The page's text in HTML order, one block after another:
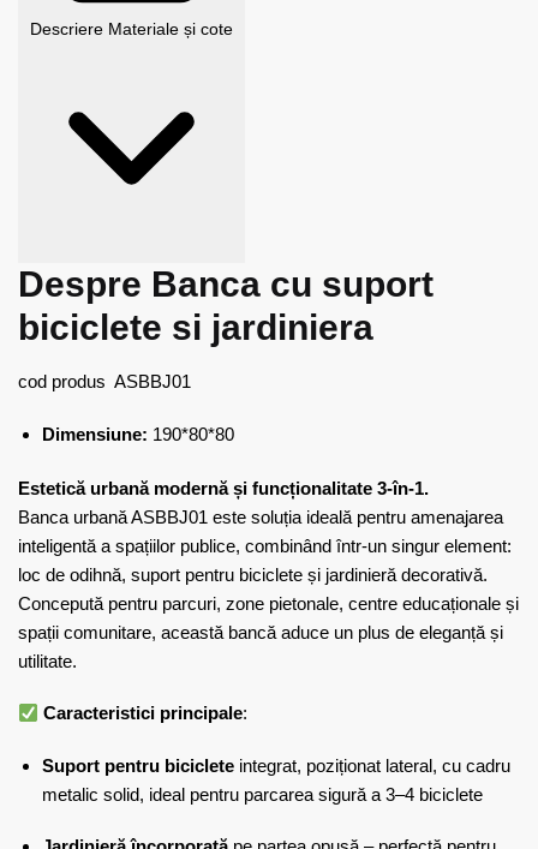
Descriere Materiale și cote
Despre Banca cu suport
biciclete si jardiniera
cod produs ASBBJ01
Dimensiune: 190*80*80
Estetică urbană modernă și funcționalitate 3-în-1.
Banca urbană ASBBJ01 este soluția ideală pentru amenajarea
inteligentă a spațiilor publice, combinând într-un singur element:
loc de odihnă, suport pentru biciclete și jardinieră decorativă.
Concepută pentru parcuri, zone pietonale, centre educaționale și
spații comunitare, această bancă aduce un plus de eleganță și
utilitate.
Caracteristici principale:
Suport pentru biciclete integrat, poziționat lateral, cu cadru
metalic solid, ideal pentru parcarea sigură a 3–4 biciclete